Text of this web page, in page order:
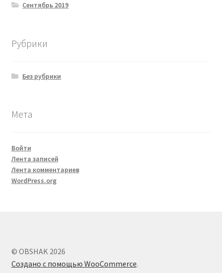
Сентябрь 2019
Рубрики
Без рубрики
Мета
Войти
Лента записей
Лента комментариев
WordPress.org
© OBSHAK 2026
Создано с помощью WooCommerce.